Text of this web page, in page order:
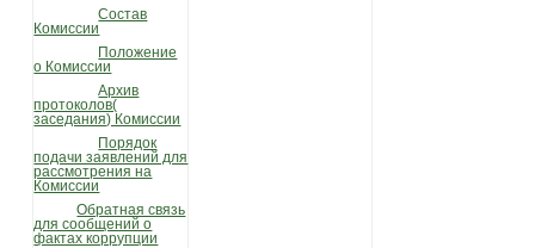
Состав
Комиссии
Положение
о Комиссии
Архив
протоколов(
заседания) Комиссии
Порядок
подачи заявлений для
рассмотрения на
Комиссии
Обратная связь
для сообщений о
фактах коррупции